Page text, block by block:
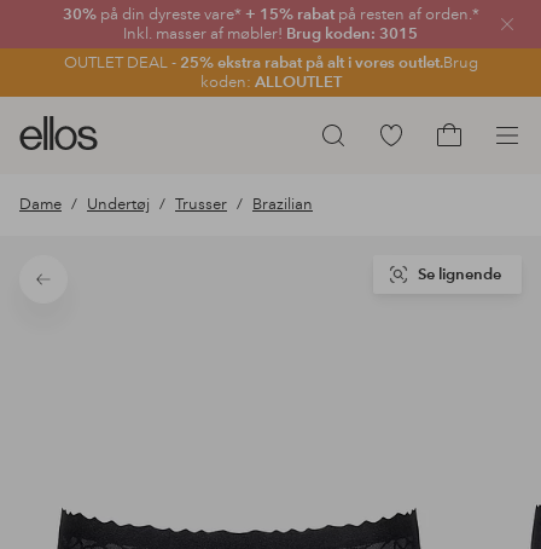
30% på din dyreste vare* + 15% rabatpå resten af orden.*
Inkl. masser af møbler! Brug koden: 3015
OUTLET DEAL - 25% ekstra rabat på alt i vores outlet.Brug
koden: ALLOUTLET
Luk
Søg
Ellos
logo
gå
forsiden
Gå
Dame Undertøj Trusser Brazilian
Tilbage
Se lignende